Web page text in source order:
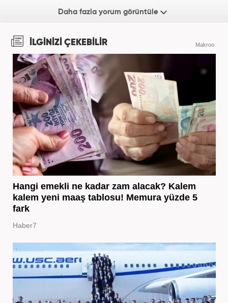
Daha fazla yorum görüntüle
İLGİNİZİ ÇEKEBİLİR Makroo
Hangi emekli ne kadar zam alacak? Kalem
kalem yeni maaş tablosu! Memura yüzde 5
fark
Haber7